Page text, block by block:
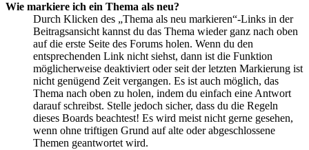
Wie markiere ich ein Thema als neu?
Durch Klicken des „Thema als neu markieren“-Links in der
Beitragsansicht kannst du das Thema wieder ganz nach oben
auf die erste Seite des Forums holen. Wenn du den
entsprechenden Link nicht siehst, dann ist die Funktion
möglicherweise deaktiviert oder seit der letzten Markierung ist
nicht genügend Zeit vergangen. Es ist auch möglich, das
Thema nach oben zu holen, indem du einfach eine Antwort
darauf schreibst. Stelle jedoch sicher, dass du die Regeln
dieses Boards beachtest! Es wird meist nicht gerne gesehen,
wenn ohne triftigen Grund auf alte oder abgeschlossene
Themen geantwortet wird.